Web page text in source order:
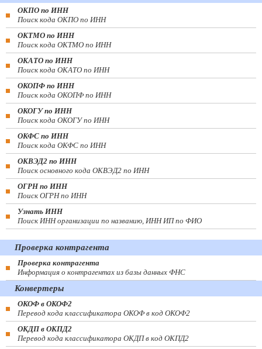
ОКПО по ИНН
Поиск кода ОКПО по ИНН
ОКТМО по ИНН
Поиск кода ОКТМО по ИНН
ОКАТО по ИНН
Поиск кода ОКАТО по ИНН
ОКОПФ по ИНН
Поиск кода ОКОПФ по ИНН
ОКОГУ по ИНН
Поиск кода ОКОГУ по ИНН
ОКФС по ИНН
Поиск кода ОКФС по ИНН
ОКВЭД2 по ИНН
Поиск основного кода ОКВЭД2 по ИНН
ОГРН по ИНН
Поиск ОГРН по ИНН
Узнать ИНН
Поиск ИНН организации по названию, ИНН ИП по ФИО
Проверка контрагента
Проверка контрагента
Информация о контрагентах из базы данных ФНС
Конвертеры
ОКОФ в ОКОФ2
Перевод кода классификатора ОКОФ в код ОКОФ2
ОКДП в ОКПД2
Перевод кода классификатора ОКДП в код ОКПД2